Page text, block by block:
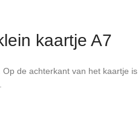
kaartje A7
de achterkant van het kaartje is